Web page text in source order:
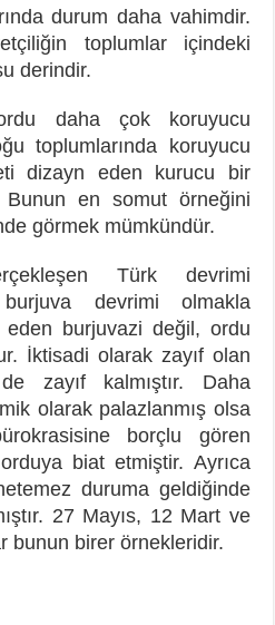
durum daha vahimdir.
toplumlar içindeki
derindir.
daha çok koruyucu
toplumlarında koruyucu
dizayn eden kurucu bir
en somut örneğini
görmek mümkündür.
Türk devrimi
devrimi olmakla
burjuvazi değil, ordu
İktisadi olarak zayıf olan
zayıf kalmıştır. Daha
olarak palazlanmış olsa
borçlu gören
biat etmiştir. Ayrıca
duruma geldiğinde
27 Mayıs, 12 Mart ve
bunun birer örnekleridir.